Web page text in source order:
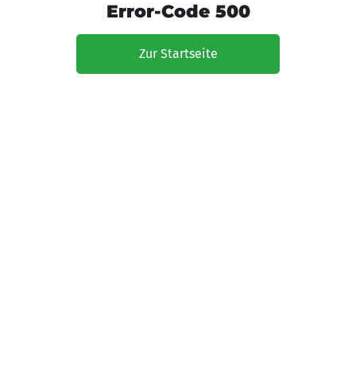
Error-Code 500
Zur Startseite